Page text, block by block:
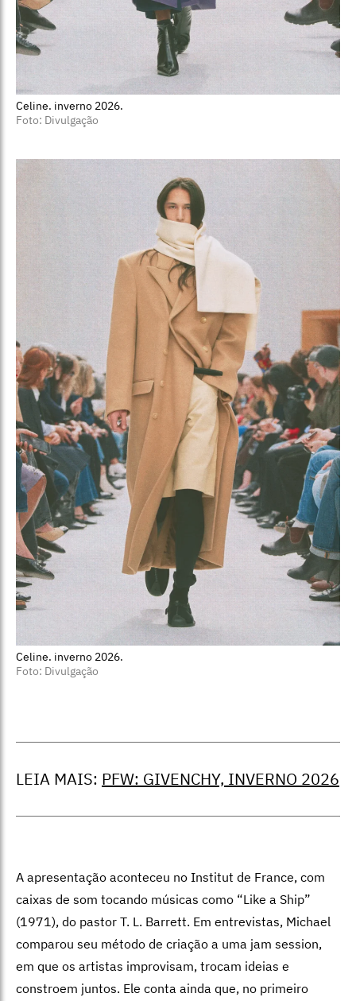
Celine. inverno 2026.
Foto: Divulgação
Celine. inverno 2026.
Foto: Divulgação
LEIA MAIS: PFW: GIVENCHY, INVERNO 2026
A apresentação aconteceu no Institut de France, com
caixas de som tocando músicas como “Like a Ship”
(1971), do pastor T. L. Barrett. Em entrevistas, Michael
comparou seu método de criação a uma jam session,
em que os artistas improvisam, trocam ideias e
constroem juntos. Ele conta ainda que, no primeiro